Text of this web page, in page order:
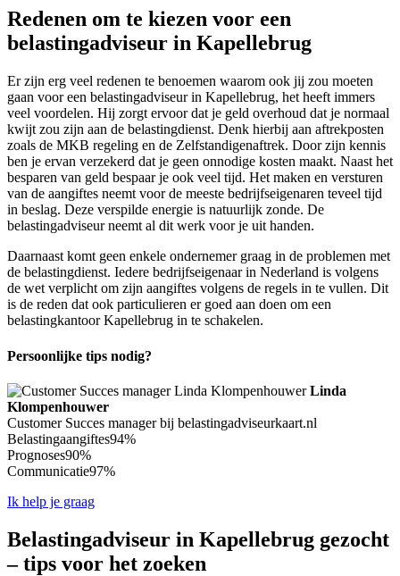
Redenen om te kiezen voor een
belastingadviseur in Kapellebrug
Er zijn erg veel redenen te benoemen waarom ook jij zou moeten
gaan voor een belastingadviseur in Kapellebrug, het heeft immers
veel voordelen. Hij zorgt ervoor dat je geld overhoud dat je normaal
kwijt zou zijn aan de belastingdienst. Denk hierbij aan aftrekposten
zoals de MKB regeling en de Zelfstandigenaftrek. Door zijn kennis
ben je ervan verzekerd dat je geen onnodige kosten maakt. Naast het
besparen van geld bespaar je ook veel tijd. Het maken en versturen
van de aangiftes neemt voor de meeste bedrijfseigenaren teveel tijd
in beslag. Deze verspilde energie is natuurlijk zonde. De
belastingadviseur neemt al dit werk voor je uit handen.
Daarnaast komt geen enkele ondernemer graag in de problemen met
de belastingdienst. Iedere bedrijfseigenaar in Nederland is volgens
de wet verplicht om zijn aangiftes volgens de regels in te vullen. Dit
is de reden dat ook particulieren er goed aan doen om een
belastingkantoor Kapellebrug in te schakelen.
Persoonlijke tips nodig?
Linda
Klompenhouwer
Customer Succes manager bij belastingadviseurkaart.nl
Belastingaangiftes94%
Prognoses90%
Communicatie97%
Ik help je graag
Belastingadviseur in Kapellebrug gezocht
– tips voor het zoeken